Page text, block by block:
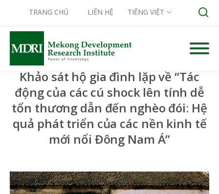
Skip
content
TRANG CHỦ LIÊN HỆ TIẾNG VIỆT
Khảo sát hộ gia đình lặp về “Tác
động của các cú shock lên tính dễ
tổn thương dẫn đến nghèo đói: Hệ
quả phát triển của các nền kinh tế
mới nổi Đông Nam Á”